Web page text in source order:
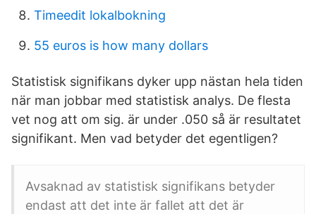
Timeedit lokalbokning
55 euros is how many dollars
Statistisk signifikans dyker upp nästan hela tiden
när man jobbar med statistisk analys. De flesta
vet nog att om sig. är under .050 så är resultatet
signifikant. Men vad betyder det egentligen?
Avsaknad av statistisk signifikans betyder
endast att det inte är fallet att det är